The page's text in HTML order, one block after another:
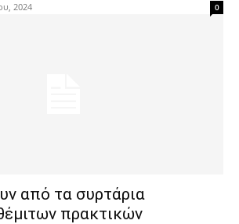
2024 0
από τα συρτάρια
πρακτικών